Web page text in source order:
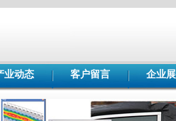
业动态 客户留言 企业